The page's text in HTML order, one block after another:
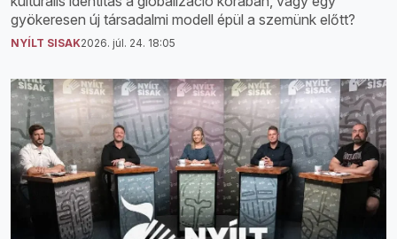
gyökeresen új társadalmi modell épül a szemünk előtt?
NYÍLT SISAK2026. júl. 24. 18:05